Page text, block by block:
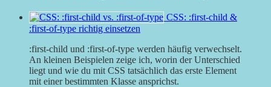
CSS: :first-child &
:first-of-type richtig einsetzen
:first-child und :first-of-type werden häufig verwechselt.
An kleinen Beispielen zeige ich, worin der Unterschied
liegt und wie du mit CSS tatsächlich das erste Element
mit einer bestimmten Klasse ansprichst.